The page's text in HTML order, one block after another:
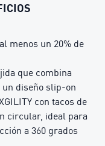
menos un 20% de
que combina
diseño slip-on
con tacos de
circular, ideal para
a 360 grados